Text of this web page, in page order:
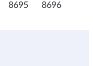
8695 8696